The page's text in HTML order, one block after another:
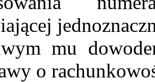
mu
o